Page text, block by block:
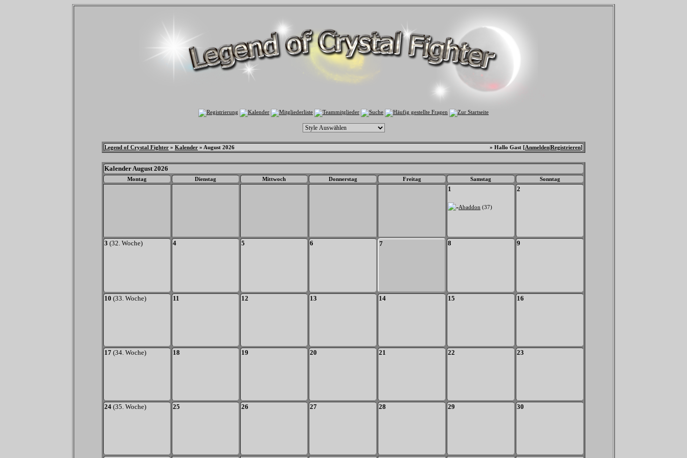
Legend of Crystal Fighter » Kalender » August 2026 » Hallo Gast [Anmelden|Registrieren]
Kalender August 2026
Montag Dienstag Mittwoch Donnerstag Freitag Samstag Sonntag
1
Abaddon (37)
2
3 (32. Woche) 4 5 6 7 8 9
10 (33. Woche) 11 12 13 14 15 16
17 (34. Woche) 18 19 20 21 22 23
24 (35. Woche) 25 26 27 28 29 30